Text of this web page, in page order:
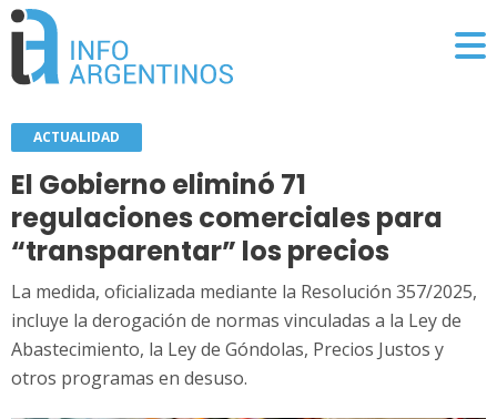
ACTUALIDAD
El Gobierno eliminó 71
regulaciones comerciales para
“transparentar” los precios
La medida, oficializada mediante la Resolución 357/2025,
incluye la derogación de normas vinculadas a la Ley de
Abastecimiento, la Ley de Góndolas, Precios Justos y
otros programas en desuso.